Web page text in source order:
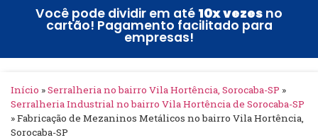
Você pode dividir em até 10x vezes no
cartão! Pagamento facilitado para
empresas!
Início »Serralheria no bairro Vila Hortência, Sorocaba-SP »
Serralheria Industrial no bairro Vila Hortência de Sorocaba-SP
»Fabricação de Mezaninos Metálicos no bairro Vila Hortência,
Sorocaba-SP